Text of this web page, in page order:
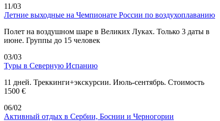
11/03
Летние выходные на Чемпионате России по воздухоплаванию
Полет на воздушном шаре в Великих Луках. Только 3 даты в
июне. Группы до 15 человек
03/03
Туры в Северную Испанию
11 дней. Треккинги+экскурсии. Июль-сентябрь. Стоимость
1500 €
06/02
Активный отдых в Сербии, Боснии и Черногории